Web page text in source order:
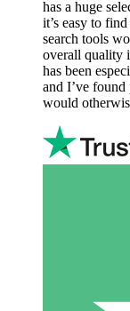
has a huge
it’s easy to
search tools
overall quality
has been
and I’ve
would